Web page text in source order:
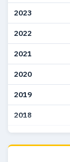
2023
2022
2021
2020
2019
2018
2017